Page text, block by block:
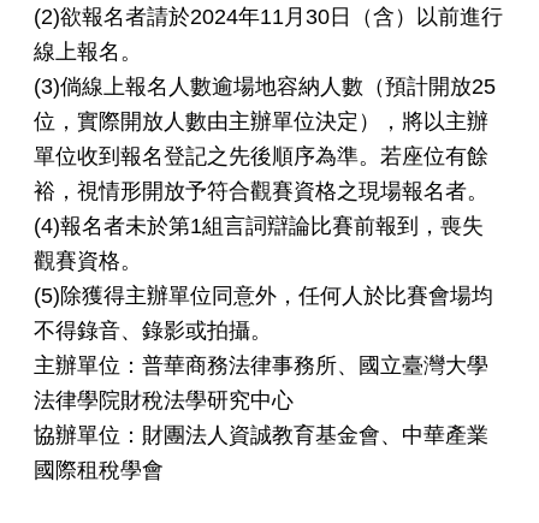
(2)欲報名者請於2024年11月30日（含） 以前進行
線上報名。
(3)倘線上報名人數逾場地容納人數（預計開放25
位，實際開放人數由主辦單位決定）， 將以主辦
單位收到報名登記之先後順序為準。若座位有餘
裕，視情形開放予符合觀賽資格之現場報名者。
(4)報名者未於第1組言詞辯論比賽前報到，喪失
觀賽資格。
(5)除獲得主辦單位同意外，任何人於比賽會場均
不得錄音、錄影或拍攝。
主辦單位：普華商務法律事務所、
國立臺灣大學
法律學院財稅法學研究中心
協辦單位：財團法人資誠教育基金會、中華產業
國際租稅學會